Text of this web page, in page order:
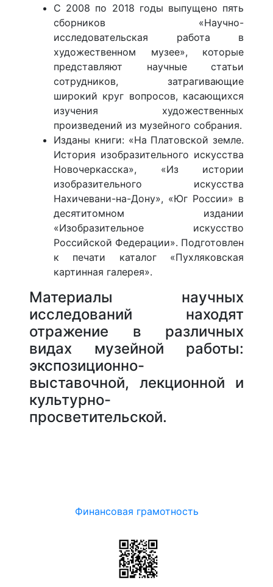
С 2008 по 2018 годы выпущено пять
сборников «Научно-
исследовательская работа в
художественном музее», которые
представляют научные статьи
сотрудников, затрагивающие
широкий круг вопросов, касающихся
изучения художественных
произведений из музейного собрания.
Изданы книги: «На Платовской земле.
История изобразительного искусства
Новочеркасска», «Из истории
изобразительного искусства
Нахичевани-на-Дону», «Юг России» в
десятитомном издании
«Изобразительное искусство
Российской Федерации». Подготовлен
к печати каталог «Пухляковская
картинная галерея».
Материалы научных
исследований находят
отражение в различных
видах музейной работы:
экспозиционно-
выставочной, лекционной и
культурно-
просветительской.
Финансовая грамотность